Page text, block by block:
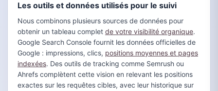
Les outils et données utilisés pour le suivi
Nous combinons plusieurs sources de données pour
obtenir un tableau complet de votre visibilité organique.
Google Search Console fournit les données officielles de
Google : impressions, clics, positions moyennes et pages
indexées. Des outils de tracking comme Semrush ou
Ahrefs complètent cette vision en relevant les positions
exactes sur les requêtes cibles, avec leur historique sur